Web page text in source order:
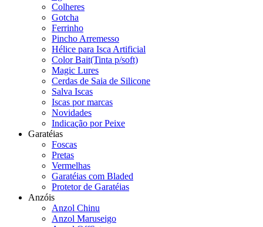
Colheres
Gotcha
Ferrinho
Pincho Arremesso
Hélice para Isca Artificial
Color Bait(Tinta p/soft)
Magic Lures
Cerdas de Saia de Silicone
Salva Iscas
Iscas por marcas
Novidades
Indicação por Peixe
Garatéias
Foscas
Pretas
Vermelhas
Garatéias com Bladed
Protetor de Garatéias
Anzóis
Anzol Chinu
Anzol Maruseigo